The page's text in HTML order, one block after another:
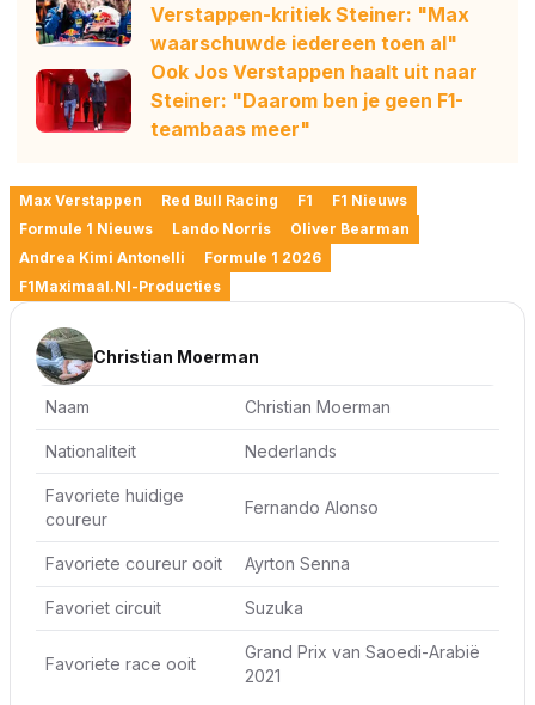
Verstappen-kritiek Steiner: "Max
waarschuwde iedereen toen al"
Ook Jos Verstappen haalt uit naar
Steiner: "Daarom ben je geen F1-
teambaas meer"
Max Verstappen Red Bull Racing F1
F1 Nieuws
Formule 1 Nieuws
Lando Norris
Oliver Bearman
Andrea Kimi Antonelli
Formule 1 2026
F1Maximaal.nl-Producties
Christian Moerman
Naam Christian Moerman
Nationaliteit Nederlands
Favoriete huidige
coureur
Fernando Alonso
Favoriete coureur ooit Ayrton Senna
Favoriet circuit Suzuka
Favoriete race ooit
Grand Prix van Saoedi-Arabië
2021